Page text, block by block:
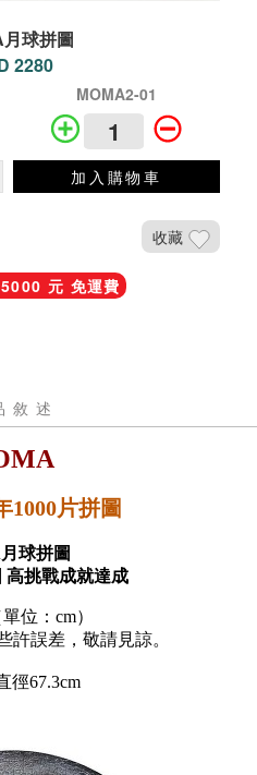
球拼圖
2280
MOMA2-01
加入購物車
收藏
元 免運費
敘述